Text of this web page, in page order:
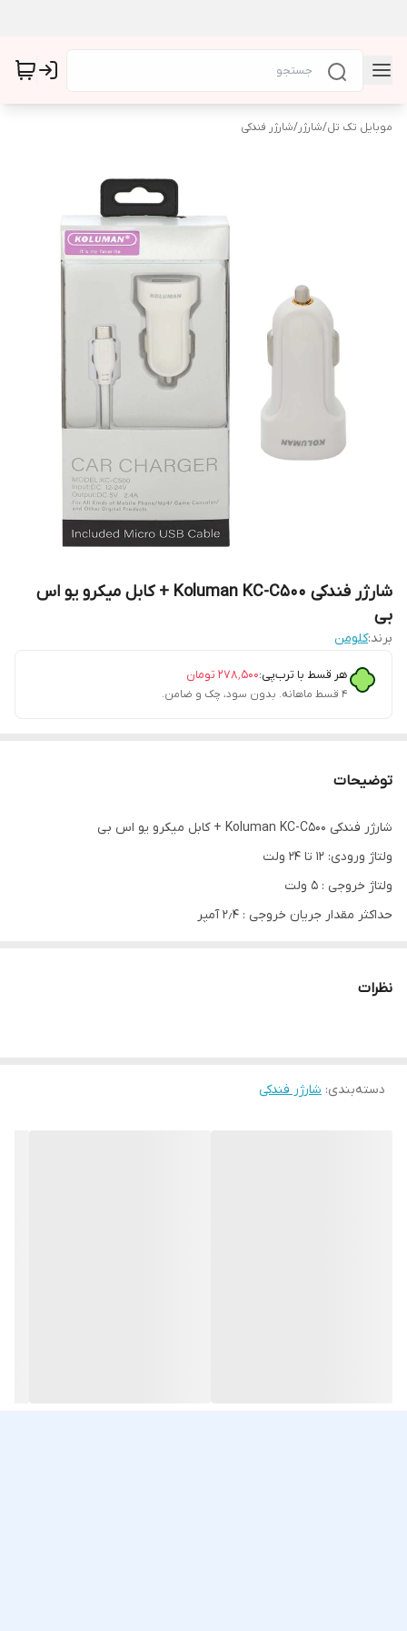
موبایل تک تل/شارژر/شارژر فندکی
شارژر فندکی Koluman KC-C500 + کابل میکرو یو اس
بی
برند:کلومن
هر قسط با ترب‌پی:۲۷۸٬۵۰۰ تومان
۴ قسط ماهانه. بدون سود، چک و ضامن.
توضیحات
شارژر فندکی Koluman KC-C500 + کابل میکرو یو اس بی
ولتاژ ورودی: ۱۲ تا ۲۴ ولت
ولتاژ خروجی : ۵ ولت
حداکثر مقدار جریان خروجی : ۲٫۴ آمپر
نظرات
دسته‌بندی: شارژر فندکی